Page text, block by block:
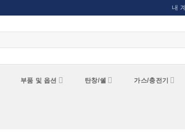
내
부품 및 옵션 탄창/쉘 가스/충전기